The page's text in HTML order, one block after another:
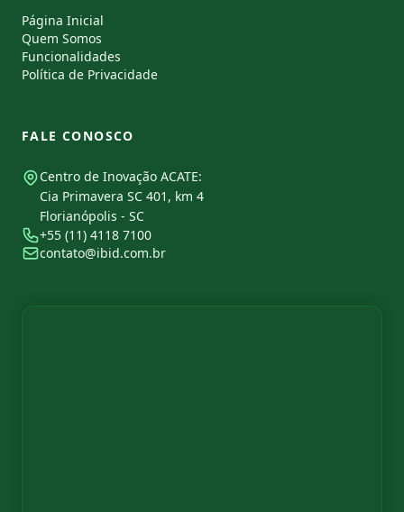
Página Inicial
Quem Somos
Funcionalidades
Política de Privacidade
FALE CONOSCO
Centro de Inovação ACATE:
Cia Primavera SC 401, km 4
Florianópolis - SC
+55 (11) 4118 7100
contato@ibid.com.br